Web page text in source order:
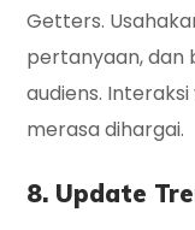
Getters.
pertanyaan, dan
audiens.
merasa dihargai.
8. Update